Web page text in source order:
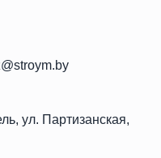
ул. Партизанская,